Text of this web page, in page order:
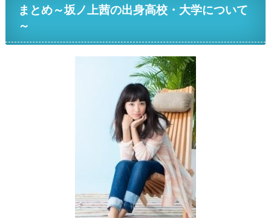
まとめ～坂ノ上茜の出身高校・大学について
～